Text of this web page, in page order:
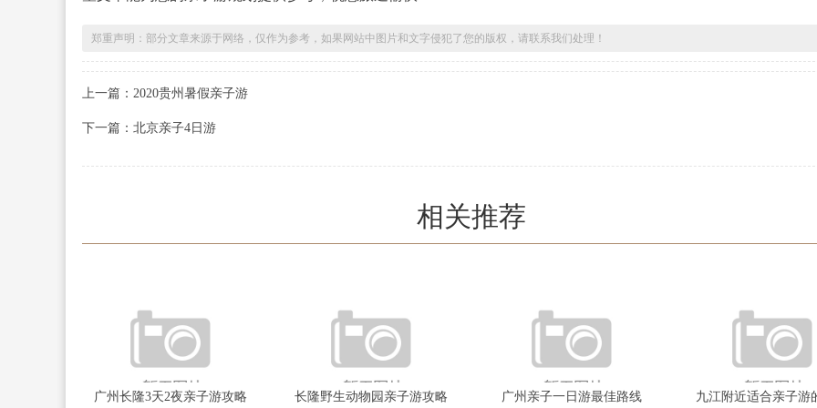
郑重声明：部分文章来源于网络，仅作为参考，如果网站中图片和文字侵犯了您的版权，请联系我们处理！
上一篇：2020贵州暑假亲子游
下一篇：北京亲子4日游
相关推荐
广州长隆3天2夜亲子游攻略 长隆野生动物园亲子游攻略 广州亲子一日游最佳路线 九江附近适合亲子游